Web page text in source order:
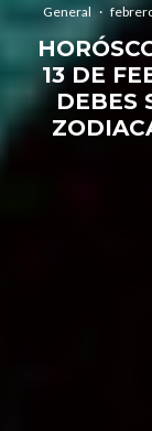
General ·
13 DE
DEBES